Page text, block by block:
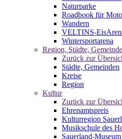
Naturparke
Roadbook für
Wandern
VELTINS-
Wintersportarena
Region, Städte,
Zurück zur
Städte, Gemeinden
Kreise
Region
Kultur
Zurück zur
Ehrenamtspreis
Kulturregion
Musikschule des
Sauerland-Museum